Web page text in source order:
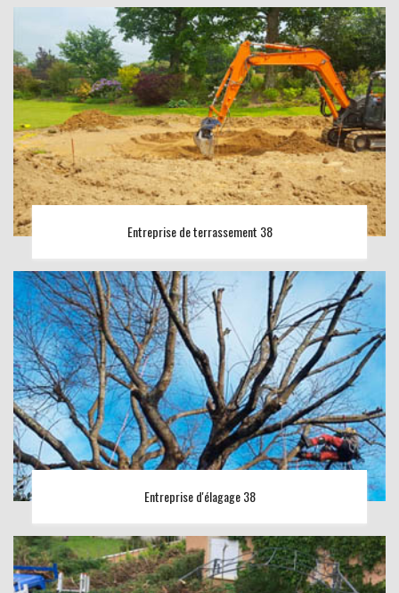
Entreprise de terrassement 38
Entreprise d'élagage 38